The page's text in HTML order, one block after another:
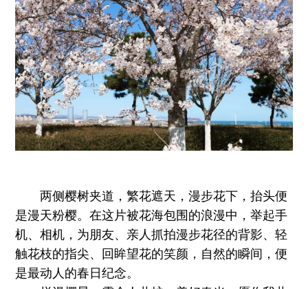
两侧樱树夹道，繁花遮天，漫步花下，抬头便
是漫天粉樱。在这片被花海包围的浪漫中，举起手
机、相机，为朋友、亲人抓拍漫步花径的背影、轻
触花枝的指尖、回眸望花的笑颜，自然的瞬间，便
是最动人的春日纪念。